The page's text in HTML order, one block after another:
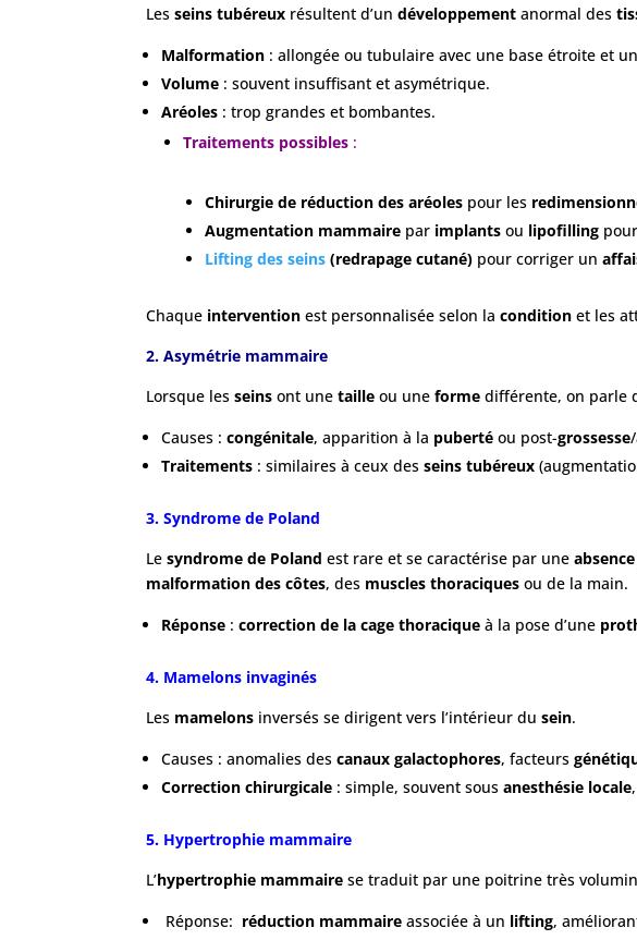
Lesseins tubéreux résultent d’undéveloppement anormal des
Malformation : allongée ou tubulaire avec une base étroite et
Volume : souvent insuffisant et asymétrique.
Aréoles : trop grandes et bombantes.
Traitements possibles :
Chirurgie de réduction des aréoles pour les
Augmentation mammaire par implants ou lipofilling
Lifting des seins (redrapage cutané) pour corriger un
Chaque intervention est personnalisée selon lacondition et les
2. Asymétrie mammaire
Lorsque lesseins ont unetaille ou uneforme différente, on parle
Causes :congénitale, apparition à la puberté ou post-grossesse/
Traitements : similaires à ceux desseins tubéreux
3. Syndrome de Poland
Lesyndrome de Poland est rare et se caractérise par une
malformation des côtes, des muscles thoraciques ou de la main.
Réponse :correction de la cage thoracique à la pose d’une
4. Mamelons invaginés
Les mamelons inversés se dirigent vers l’intérieur dusein.
Causes : anomalies descanaux galactophores, facteurs
Correction chirurgicale : simple, souvent sousanesthésie locale
5. Hypertrophie mammaire
L’hypertrophie mammaire se traduit par une poitrine très
Réponse: réduction mammaire associée à un lifting,